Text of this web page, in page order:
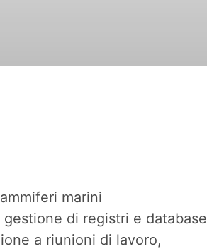
marini
di registri e database
a riunioni di lavoro,